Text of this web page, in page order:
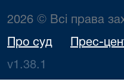
2026 © Всі права
Про суд Прес-
v1.38.1